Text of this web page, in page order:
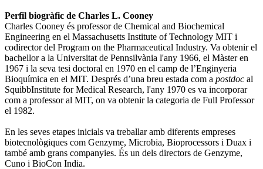
Perfil biogràfic de Charles L. Cooney
Charles Cooney és professor de Chemical and Biochemical
Engineering en el Massachusetts Institute of Technology MIT i
codirector del Program on the Pharmaceutical Industry. Va obtenir el
bachellor a la Universitat de Pennsilvània l'any 1966, el Màster en
1967 i la seva tesi doctoral en 1970 en el camp de l’Enginyeria
Bioquímica en el MIT. Després d’una breu estada com a postdoc al
SquibbInstitute for Medical Research, l'any 1970 es va incorporar
com a professor al MIT, on va obtenir la categoria de Full Professor
el 1982.
En les seves etapes inicials va treballar amb diferents empreses
biotecnològiques com Genzyme, Microbia, Bioprocessors i Duax i
també amb grans companyies. És un dels directors de Genzyme,
Cuno i BioCon India.